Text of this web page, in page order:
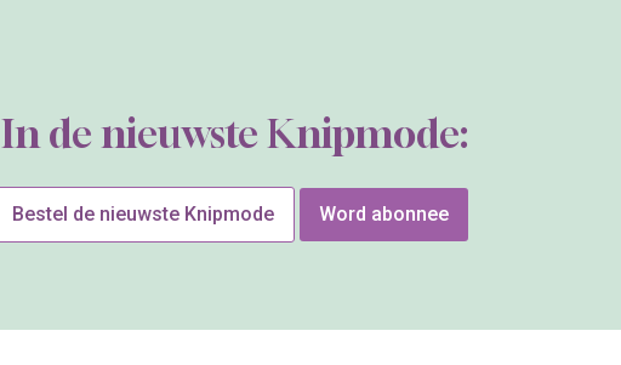
In de nieuwste Knipmode:
Bestel de nieuwste Knipmode Word abonnee